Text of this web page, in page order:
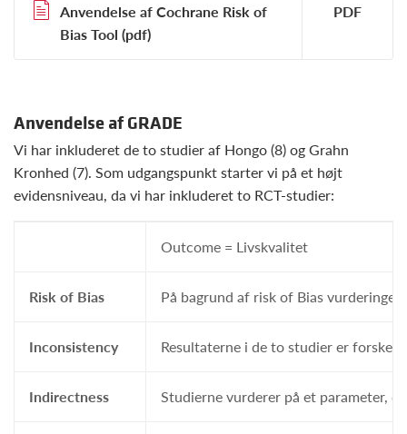
Anvendelse af Cochrane Risk of
Bias Tool (pdf)
Anvendelse af GRADE
Vi har inkluderet de to studier af Hongo (8) og Grahn
Kronhed (7). Som udgangspunkt starter vi på et højt
evidensniveau, da vi har inkluderet to RCT-studier:
Outcome = Livskvalitet
Risk of Bias På bagrund af risk of Bias
Inconsistency Resultaterne i de to studier er
Indirectness Studierne vurderer på et parameter,